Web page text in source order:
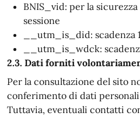
BNIS_vid: per la
sessione
__utm_is_did: scadenza
__utm_is_wdck:
2.3. Dati forniti
Per la consultazione del sito
conferimento di dati personali
Tuttavia, eventuali contatti